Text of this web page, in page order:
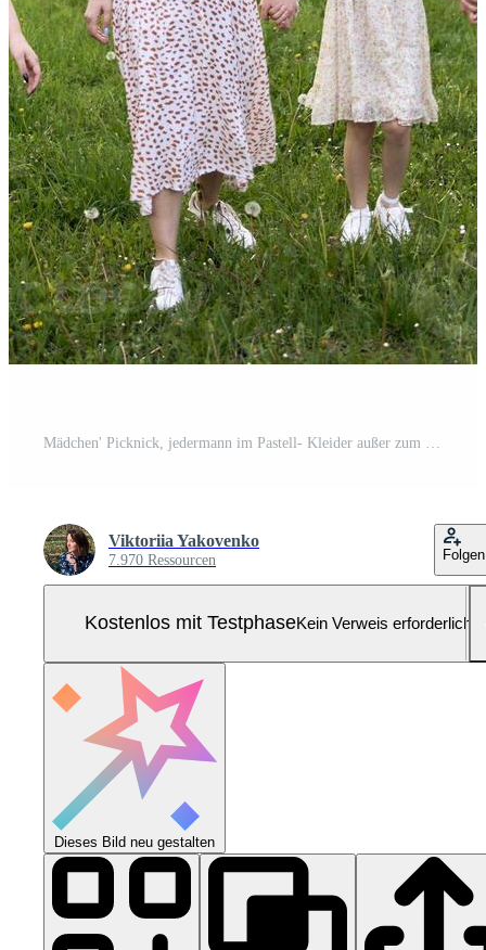
Viktoriia Yakovenko
7.970 Ressourcen Folgen
Kostenlos mit TestphaseKein Verweis erforderlich
Dieses Bild neu gestalten